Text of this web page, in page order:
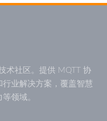
术社区。提供 MQTT 协
业解决方案，覆盖智慧
领域。